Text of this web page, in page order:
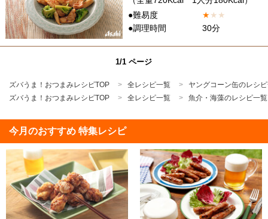
●難易度
★★ ★
●調理時間
30分
1/1 ページ
ズバうま！おつまみレシピTOP 全レシピ一覧
ヤングコーン缶のレシ
ズバうま！おつまみレシピTOP
全レシピ一覧 魚介・海藻のレシピ一覧
今月のおすすめ 特集レシピ